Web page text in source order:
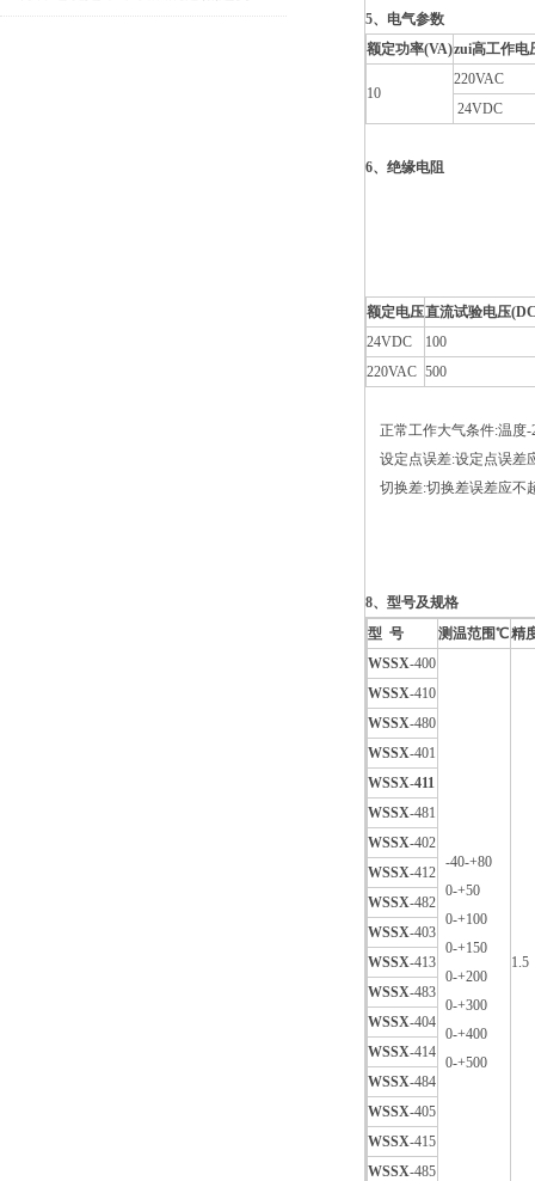
5、电气参数
额定功率(VA)zui高工作电
10
220VAC
24VDC
6、绝缘电阻
额定电压直流试验电压(
24VDC
100
220VAC 500
正常工作大气条件:温度-
设定点误差:设定点误差
切换差:切换差误差应不
8、型号及规格
型 号 测温范围℃精
WSSX-400
-40-+80
0-+50
0-+100
0-+150
0-+200
0-+300
0-+400
0-+500
1.5
WSSX-410
WSSX-480
WSSX-401
WSSX-411
WSSX-481
WSSX-402
WSSX-412
WSSX-482
WSSX-403
WSSX-413
WSSX-483
WSSX-404
WSSX-414
WSSX-484
WSSX-405
WSSX-415
WSSX-485